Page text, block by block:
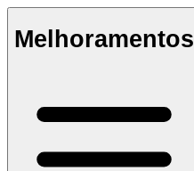
Melhoramentos